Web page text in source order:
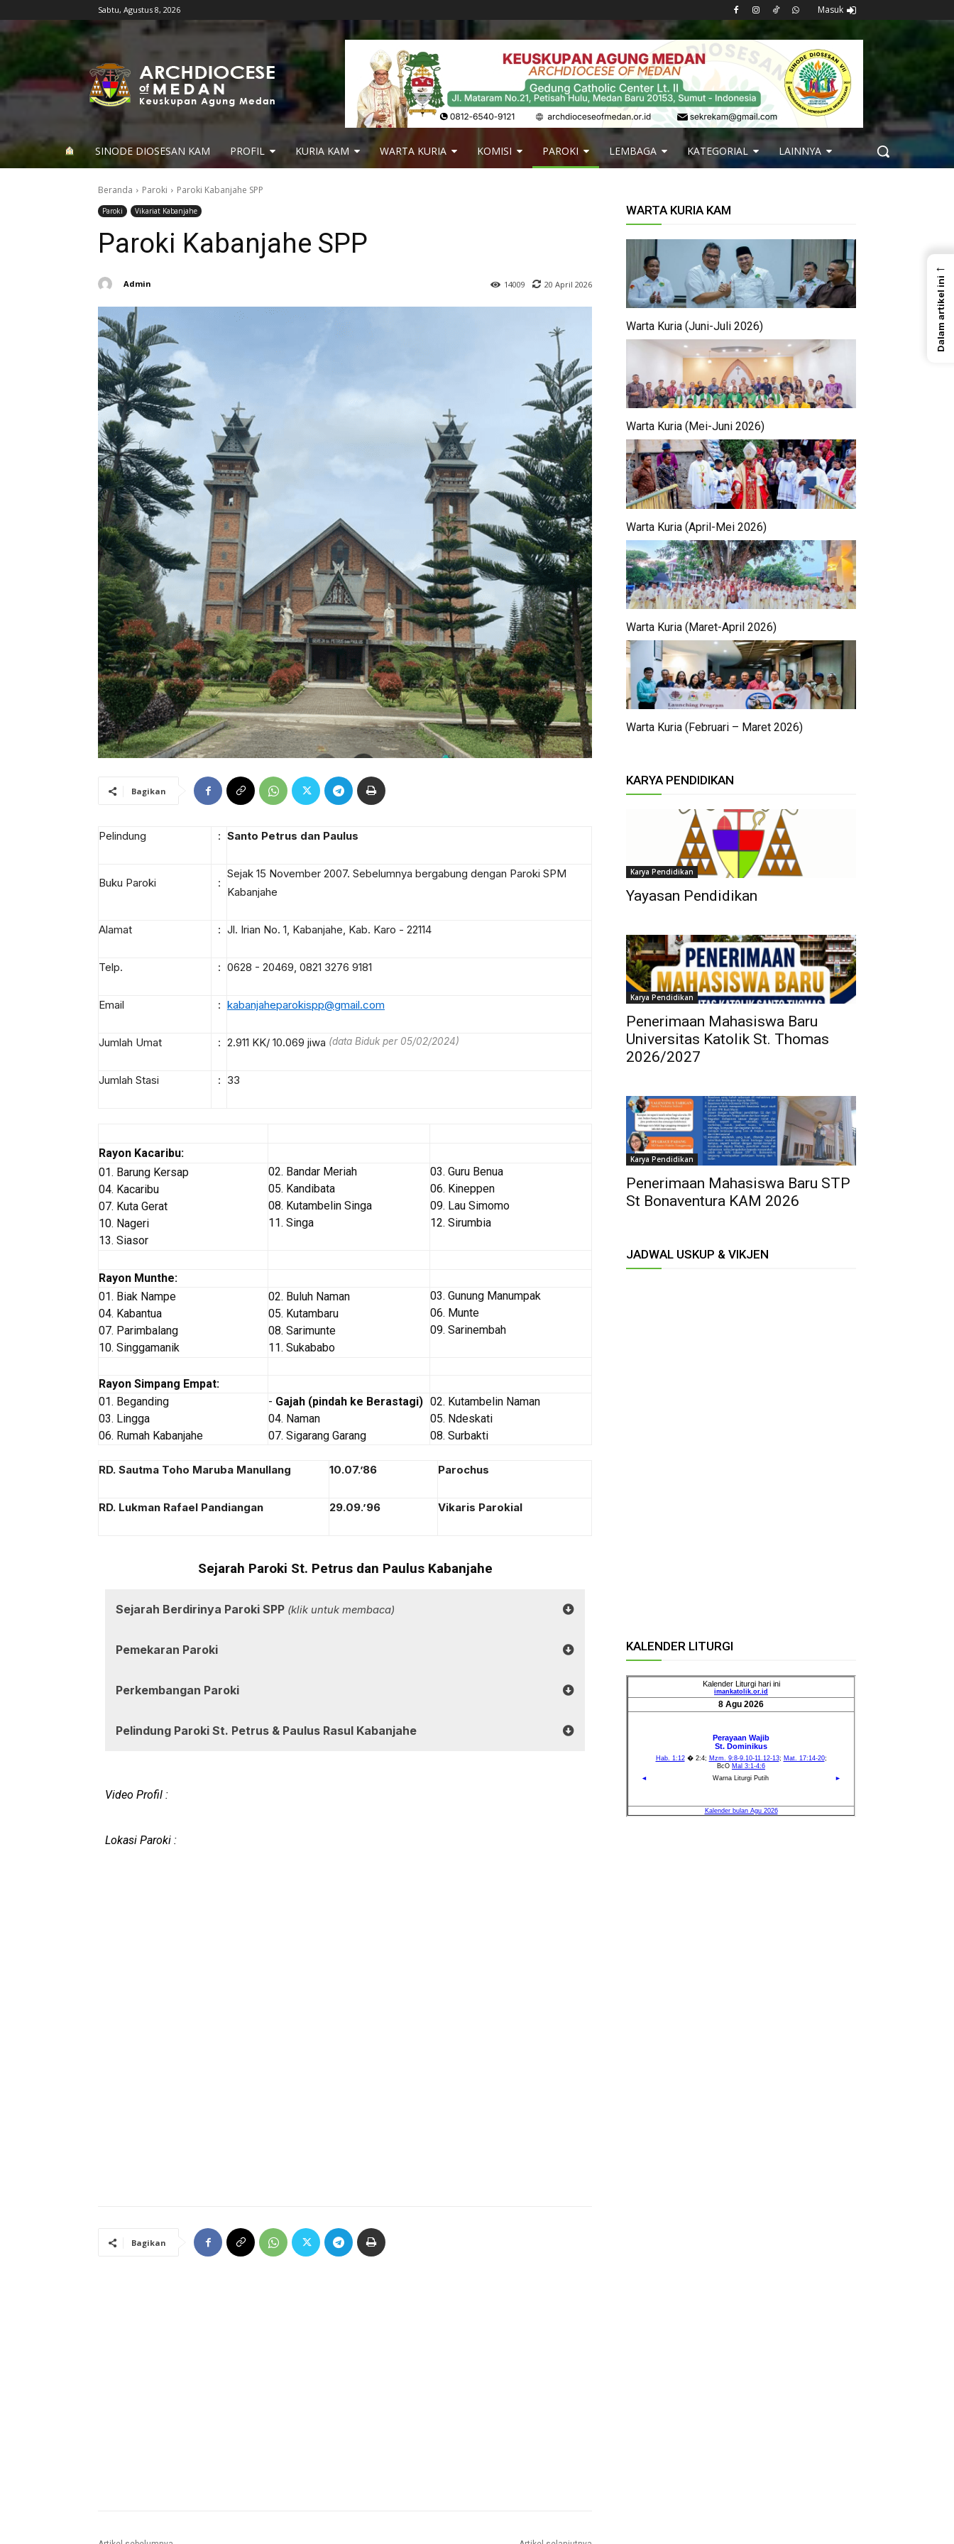
Sabtu, Agustus 8, 2026 Masuk
SINODE DIOSESAN KAM PROFIL KURIA KAM WARTA KURIA KOMISI PAROKI LEMBAGA KATEGORIAL LAINNYA
Beranda Paroki Paroki Kabanjahe SPP
Paroki Vikariat Kabanjahe
Paroki Kabanjahe SPP
20 April 2026
14009
Admin
Bagikan
Pelindung : Santo Petrus dan Paulus
Buku Paroki :
Sejak 15 November 2007. Sebelumnya bergabung dengan Paroki SPM
Kabanjahe
Alamat : Jl. Irian No. 1, Kabanjahe, Kab. Karo - 22114
Telp. : 0628 - 20469, 0821 3276 9181
Email : kabanjaheparokispp@gmail.com
Jumlah Umat : 2.911 KK/ 10.069 jiwa (data Biduk per 05/02/2024)
Jumlah Stasi : 33
Rayon Kacaribu:
01. Barung Kersap
04. Kacaribu
07. Kuta Gerat
10. Nageri
13. Siasor
02. Bandar Meriah
05. Kandibata
08. Kutambelin Singa
11. Singa
03. Guru Benua
06. Kineppen
09. Lau Simomo
12. Sirumbia
Rayon Munthe:
01. Biak Nampe
04. Kabantua
07. Parimbalang
10. Singgamanik
02. Buluh Naman
05. Kutambaru
08. Sarimunte
11. Sukababo
03. Gunung Manumpak
06. Munte
09. Sarinembah
Rayon Simpang Empat:
01. Beganding
03. Lingga
06. Rumah Kabanjahe
- Gajah (pindah ke Berastagi)
04. Naman
07. Sigarang Garang
02. Kutambelin Naman
05. Ndeskati
08. Surbakti
RD. Sautma Toho Maruba Manullang 10.07.’86 Parochus
RD. Lukman Rafael Pandiangan 29.09.’96 Vikaris Parokial
Sejarah Paroki St. Petrus dan Paulus Kabanjahe
Sejarah Berdirinya Paroki SPP (klik untuk membaca)
Pemekaran Paroki
Perkembangan Paroki
Pelindung Paroki St. Petrus & Paulus Rasul Kabanjahe
Video Profil :
Lokasi Paroki :
Bagikan
WARTA KURIA KAM
Warta Kuria (Juni-Juli 2026)
Warta Kuria (Mei-Juni 2026)
Warta Kuria (April-Mei 2026)
Warta Kuria (Maret-April 2026)
Warta Kuria (Februari – Maret 2026)
KARYA PENDIDIKAN
Karya Pendidikan
Yayasan Pendidikan
Karya Pendidikan
Penerimaan Mahasiswa Baru
Universitas Katolik St. Thomas
2026/2027
Karya Pendidikan
Penerimaan Mahasiswa Baru STP
St Bonaventura KAM 2026
JADWAL USKUP & VIKJEN
KALENDER LITURGI
←
Dalam artikel ini